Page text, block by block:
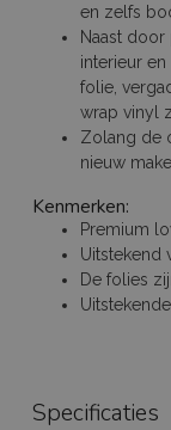
en zelfs
Naast
interieur
folie,
wrap vinyl
Zolang de
nieuw
Kenmerken:
Premium
Uitstekend
De folies
Specificaties